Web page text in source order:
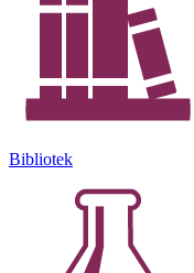
Bibliotek